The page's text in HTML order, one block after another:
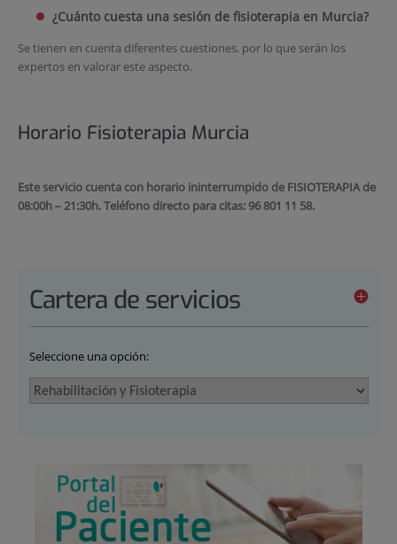
¿Cuánto cuesta una sesión de fisioterapia en Murcia?
Se tienen en cuenta diferentes cuestiones, por lo que serán los
expertos en valorar este aspecto.
Horario Fisioterapia Murcia
Este servicio cuenta con horario ininterrumpido de FISIOTERAPIA de
08:00h – 21:30h. Teléfono directo para citas: 96 801 11 58.
Cartera de servicios
Seleccione una opción: